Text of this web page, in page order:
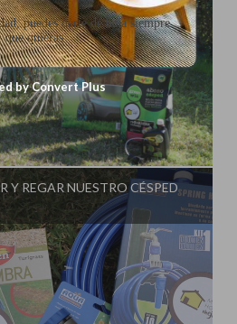
Picaronablog
Y REGAR NUESTRO CÉSPED
puedes darte de baja siempre
que quieras
by Convert Plus